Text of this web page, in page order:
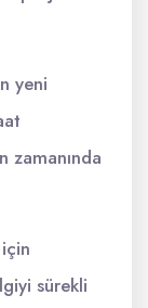
yeni
zamanında
sürekli